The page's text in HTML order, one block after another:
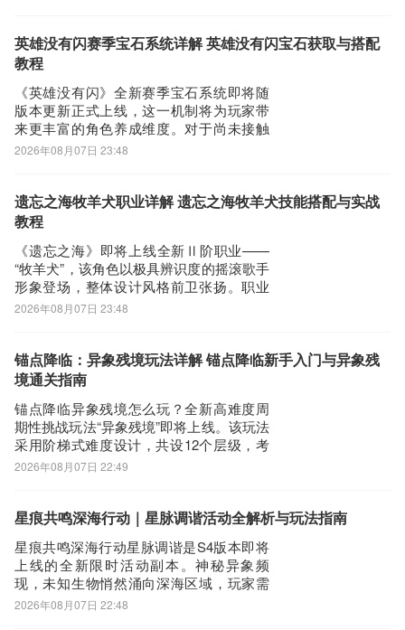
期社区讨论热度最高的六星干员之一。基
础机制方面，梨诺拥有五段式普通攻击，
全程造成
英雄没有闪赛季宝石系统详解 英雄没有闪宝石获取与搭配
教程
《英雄没有闪》全新赛季宝石系统即将随
版本更新正式上线，这一机制将为玩家带
来更丰富的角色养成维度。对于尚未接触
该系统的玩家朋友，本文将全面解析其核
中。每位角色的每个装备部位最多可装配2
颗普通宝石及1颗璀璨宝石，且不同属性类
型宝石仅
2026年08月07日 23:48
遗忘之海牧羊犬职业详解 遗忘之海牧羊犬技能搭配与实战
教程
《遗忘之海》即将上线全新Ⅱ阶职业——
“牧羊犬”，该角色以极具辨识度的摇滚歌手
形象登场，整体设计风格前卫张扬。职业
定位为团队辅助型生存向角色，核心机制
率与容错空间。【被动技能：先手情报】
每消耗若干层“根音”，我方全体单位
2026年08月07日 23:48
锚点降临：异象残境玩法详解 锚点降临新手入门与异象残
境通关指南
锚点降临异象残境怎么玩？全新高难度周
期性挑战玩法“异象残境”即将上线。该玩法
采用阶梯式难度设计，共设12个层级，考
验玩家的策略编队、资源调配与实战操作
励，备受玩家关注。建议通过九游平台下
称，节日期
2026年08月07日 22:49
星痕共鸣深海行动｜星脉调谐活动全解析与玩法指南
星痕共鸣深海行动星脉调谐是S4版本即将
上线的全新限时活动副本。神秘异象频
现，未知生物悄然涌向深海区域，玩家需
潜入幽邃海底，展开一场策略性十足的追
2026年08月07日 22:48